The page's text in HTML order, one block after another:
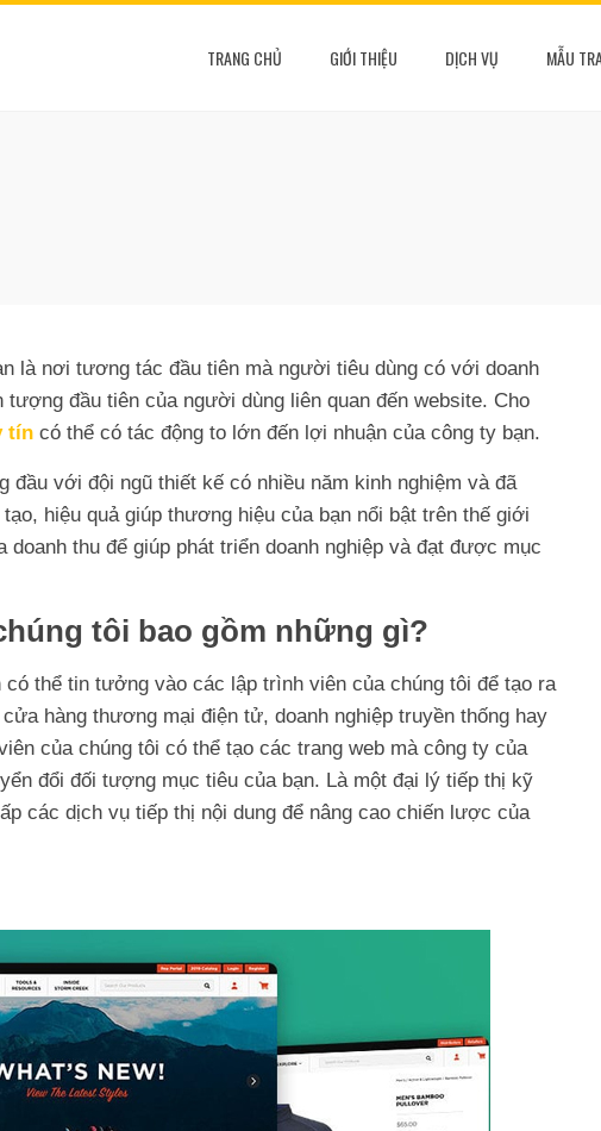
TRANG CHỦ GIỚI THIỆU DỊCH VỤ MẪU
là nơi tương tác đầu tiên mà người tiêu dùng có với doanh
đầu tiên của người dùng liên quan đến website. Cho
tín có thể có tác động to lớn đến lợi nhuận của công ty bạn.
đầu với đội ngũ thiết kế có nhiều năm kinh nghiệm và đã
tạo, hiệu quả giúp thương hiệu của bạn nổi bật trên thế giới
thu để giúp phát triển doanh nghiệp và đạt được mục
tôi bao gồm những gì?
thể tin tưởng vào các lập trình viên của chúng tôi để tạo ra
hàng thương mại điện tử, doanh nghiệp truyền thống hay
của chúng tôi có thể tạo các trang web mà công ty của
đổi đối tượng mục tiêu của bạn. Là một đại lý tiếp thị kỹ
các dịch vụ tiếp thị nội dung để nâng cao chiến lược của